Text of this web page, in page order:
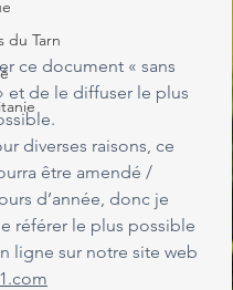
du Tarn
ce document « sans
et de le diffuser le plus
diverses raisons, ce
être amendé /
d’année, donc je
référer le plus possible
ligne sur notre site web